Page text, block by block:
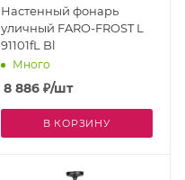
Настенный фонарь
уличный FARO-FROST L
91101fL Bl
Много
8 886₽/шт
В КОРЗИНУ